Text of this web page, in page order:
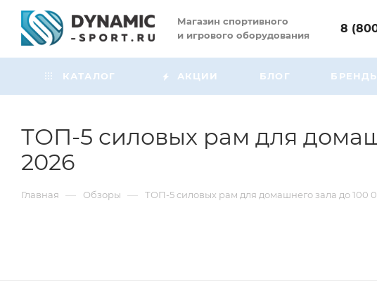
Магазин спортивного
и игрового оборудования
8
КАТАЛОГ АКЦИИ БЛОГ
ТОП-5 силовых рам для
2026
Главная — Обзоры — ТОП-5 силовых рам для домашнего зала до 100